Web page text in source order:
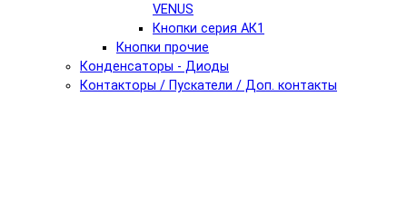
VENUS
Кнопки серия АК1
Кнопки прочие
Конденсаторы - Диоды
Контакторы / Пускатели / Доп. контакты